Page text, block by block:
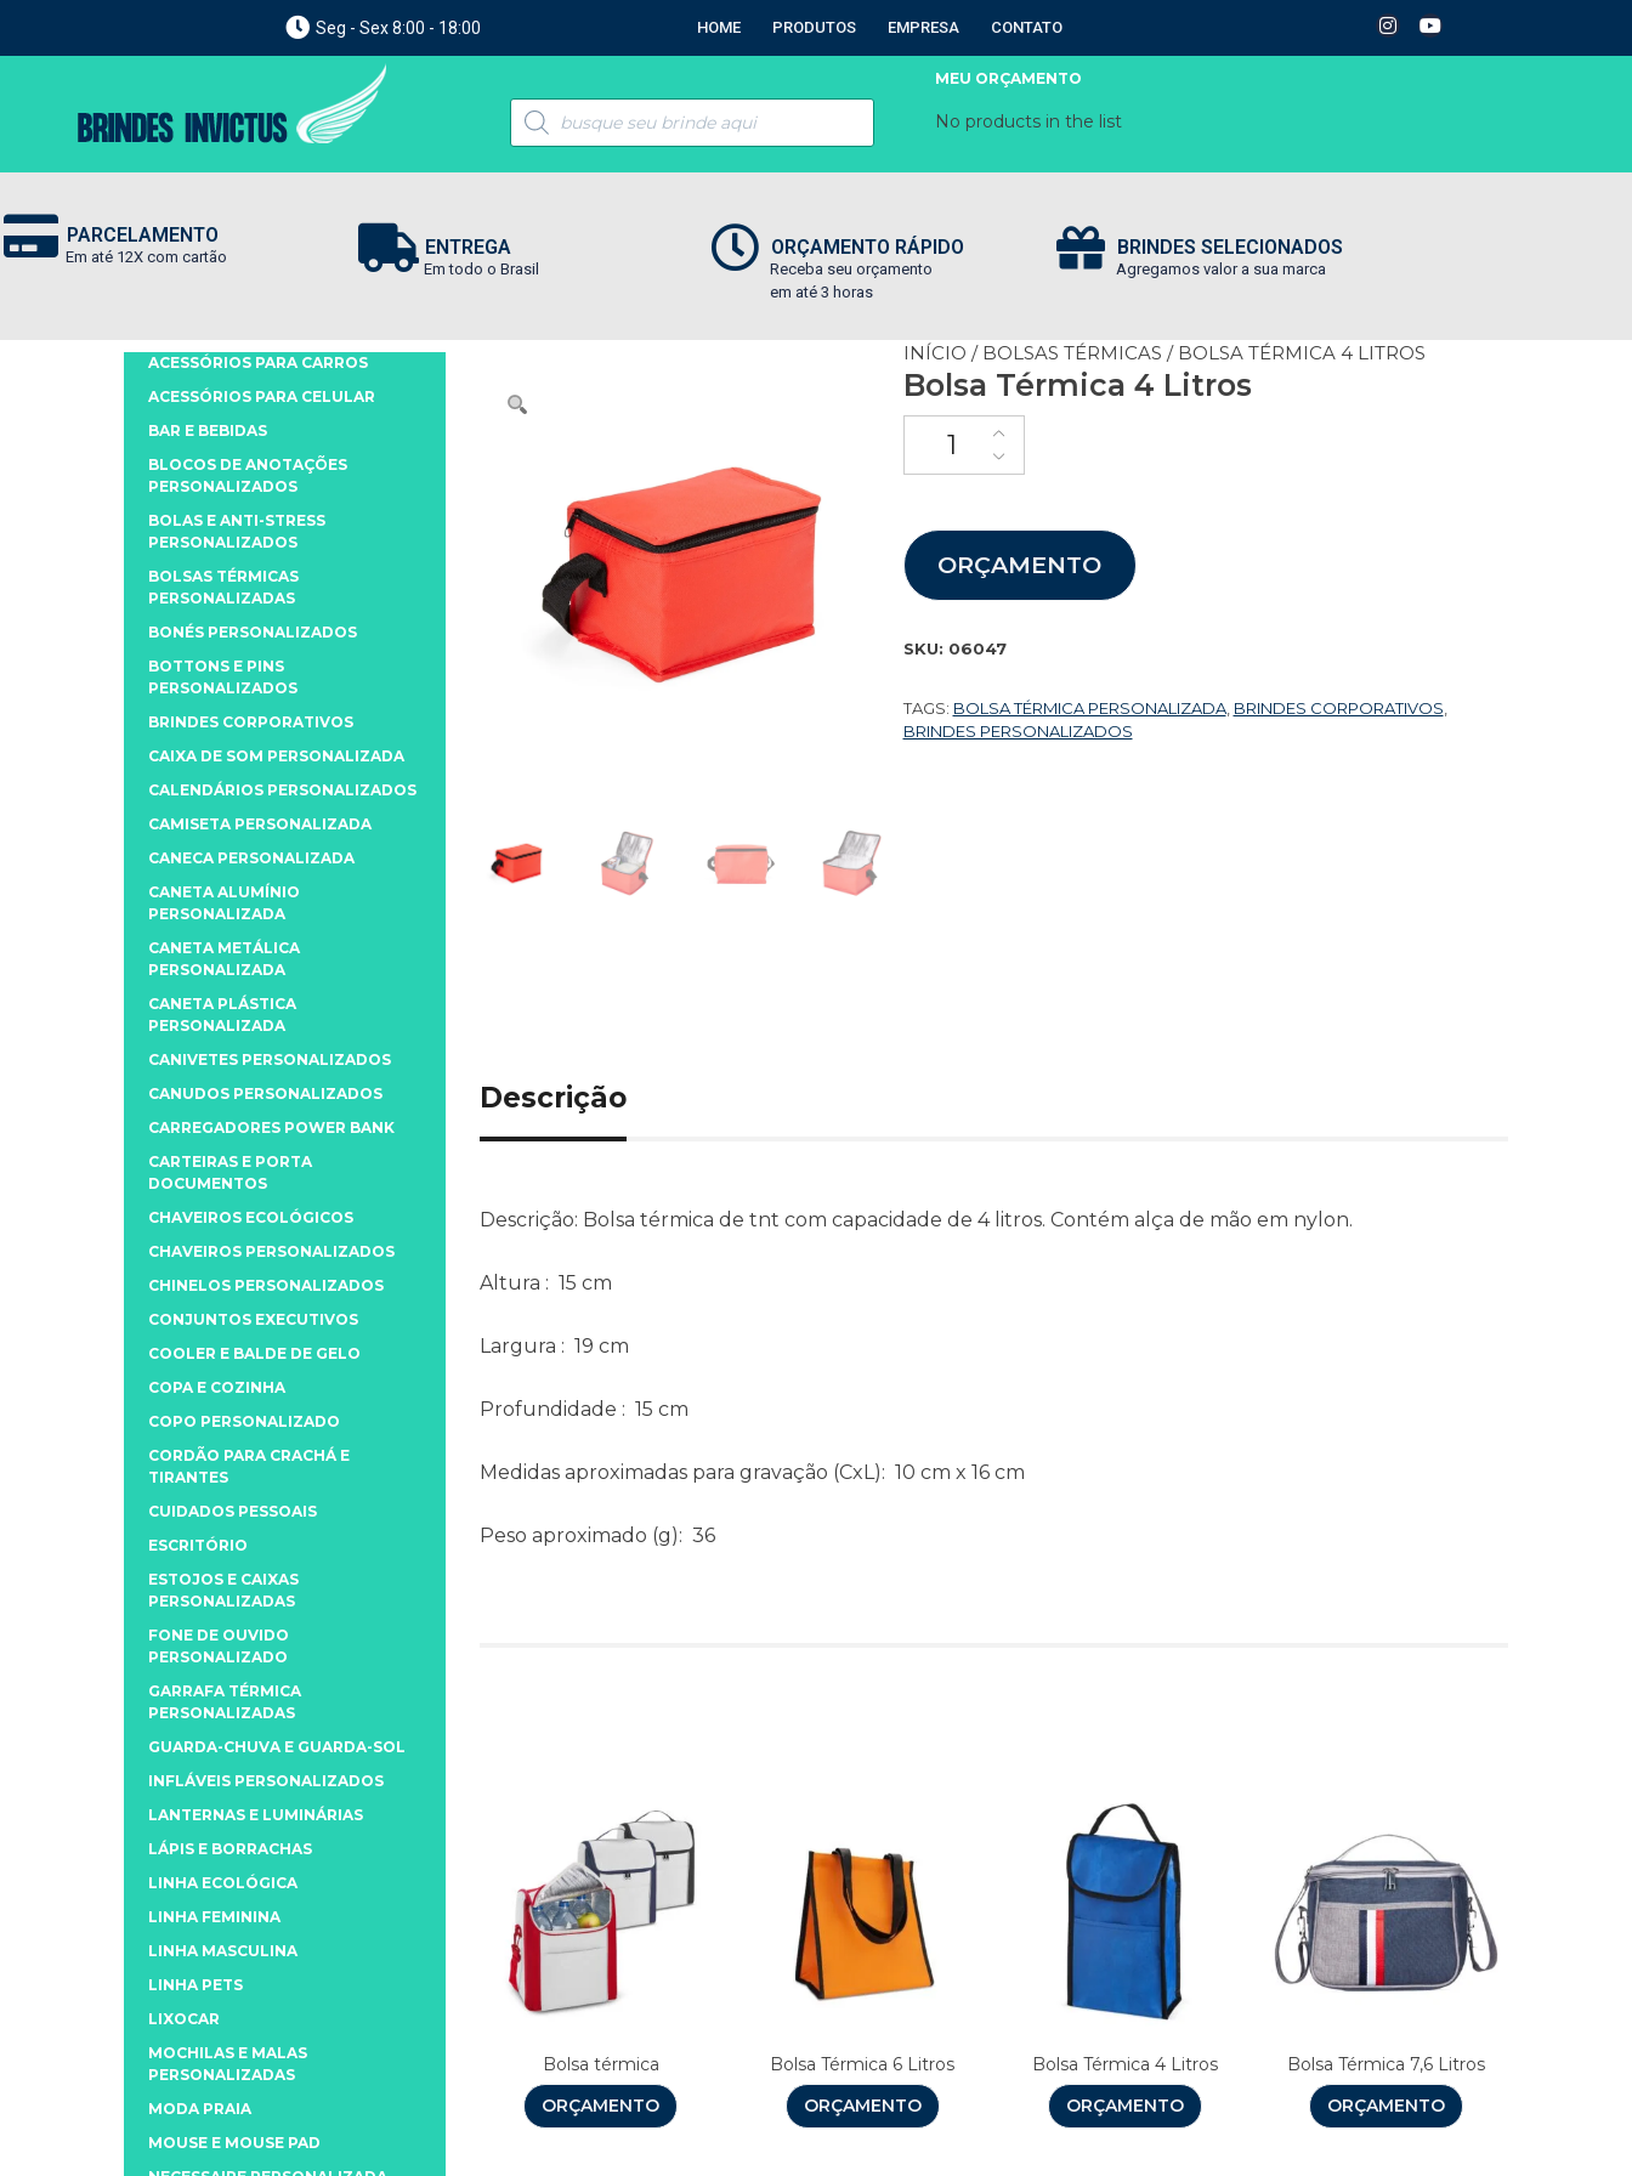
Seg - Sex 8:00 - 18:00 HOME PRODUTOS EMPRESA CONTATO
MEU ORÇAMENTO
No products in the list
PARCELAMENTO
Em até 12X com cartão ENTREGA
Em todo o Brasil
ORÇAMENTO RÁPIDO
Receba seu orçamento
em até 3 horas
BRINDES SELECIONADOS
Agregamos valor a sua marca
INÍCIO / BOLSAS TÉRMICAS / BOLSA TÉRMICA 4 LITROS
Bolsa Térmica 4 Litros
ORÇAMENTO
SKU: 06047
TAGS: BOLSA TÉRMICA PERSONALIZADA, BRINDES CORPORATIVOS
BRINDES PERSONALIZADOS
Descrição
Descrição: Bolsa térmica de tnt com capacidade de 4 litros. Contém alça de mão em nylon.
Altura : 15 cm
Largura : 19 cm
Profundidade : 15 cm
Medidas aproximadas para gravação (CxL): 10 cm x 16 cm
Peso aproximado (g): 36
Bolsa térmica
ORÇAMENTO
Bolsa Térmica 6 Litros
ORÇAMENTO
Bolsa Térmica 4 Litros
ORÇAMENTO
Bolsa Térmica 7,6 Litros
ORÇAMENTO
ACESSÓRIOS PARA CARROS
ACESSÓRIOS PARA CELULAR
BAR E BEBIDAS
BLOCOS DE ANOTAÇÕES
PERSONALIZADOS
BOLAS E ANTI-STRESS
PERSONALIZADOS
BOLSAS TÉRMICAS
PERSONALIZADAS
BONÉS PERSONALIZADOS
BOTTONS E PINS
PERSONALIZADOS
BRINDES CORPORATIVOS
CAIXA DE SOM PERSONALIZADA
CALENDÁRIOS PERSONALIZADOS
CAMISETA PERSONALIZADA
CANECA PERSONALIZADA
CANETA ALUMÍNIO
PERSONALIZADA
CANETA METÁLICA
PERSONALIZADA
CANETA PLÁSTICA
PERSONALIZADA
CANIVETES PERSONALIZADOS
CANUDOS PERSONALIZADOS
CARREGADORES POWER BANK
CARTEIRAS E PORTA
DOCUMENTOS
CHAVEIROS ECOLÓGICOS
CHAVEIROS PERSONALIZADOS
CHINELOS PERSONALIZADOS
CONJUNTOS EXECUTIVOS
COOLER E BALDE DE GELO
COPA E COZINHA
COPO PERSONALIZADO
CORDÃO PARA CRACHÁ E
TIRANTES
CUIDADOS PESSOAIS
ESCRITÓRIO
ESTOJOS E CAIXAS
PERSONALIZADAS
FONE DE OUVIDO
PERSONALIZADO
GARRAFA TÉRMICA
PERSONALIZADAS
GUARDA-CHUVA E GUARDA-SOL
INFLÁVEIS PERSONALIZADOS
LANTERNAS E LUMINÁRIAS
LÁPIS E BORRACHAS
LINHA ECOLÓGICA
LINHA FEMININA
LINHA MASCULINA
LINHA PETS
LIXOCAR
MOCHILAS E MALAS
PERSONALIZADAS
MODA PRAIA
MOUSE E MOUSE PAD